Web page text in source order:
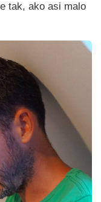
tak, ako asi malo